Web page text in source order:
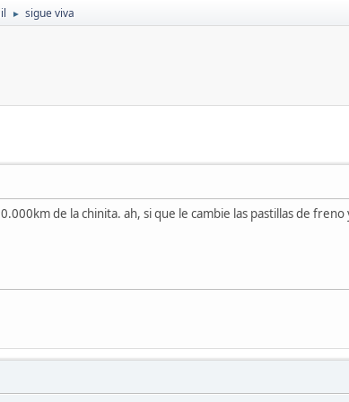
► sigue viva
de la chinita. ah, si que le cambie las pastillas de